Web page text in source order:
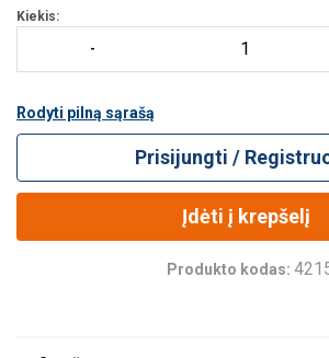
Kiekis:
Rodyti pilną sąrašą
Prisijungti /
Įdėti į krepšelį
Produkto kodas: